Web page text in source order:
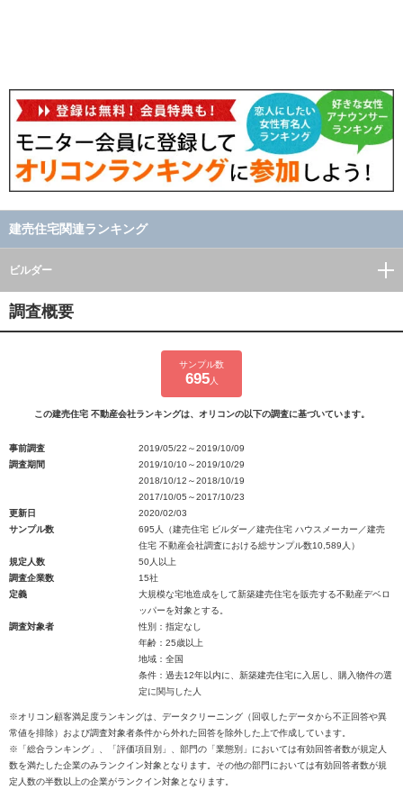
建売住宅関連ランキング
ビルダー
調査概要
サンプル数
695人
この建売住宅 不動産会社ランキングは、オリコンの以下の調査に基づいています。
事前調査
2019/05/22～2019/10/09
調査期間
2019/10/10～2019/10/29
2018/10/12～2018/10/19
2017/10/05～2017/10/23
更新日
2020/02/03
サンプル数
695人（建売住宅 ビルダー／建売住宅 ハウスメーカー／建売
住宅 不動産会社調査における総サンプル数10,589人）
規定人数
50人以上
調査企業数
15社
定義
大規模な宅地造成をして新築建売住宅を販売する不動産デベロ
ッパーを対象とする。
調査対象者
性別：指定なし
年齢：25歳以上
地域：全国
条件：過去12年以内に、新築建売住宅に入居し、購入物件の選
定に関与した人
※オリコン顧客満足度ランキングは、データクリーニング（回収したデータから不正回答や異
常値を排除）および調査対象者条件から外れた回答を除外した上で作成しています。
※「総合ランキング」、「評価項目別」、部門の「業態別」においては有効回答者数が規定人
数を満たした企業のみランクイン対象となります。その他の部門においては有効回答者数が規
定人数の半数以上の企業がランクイン対象となります。